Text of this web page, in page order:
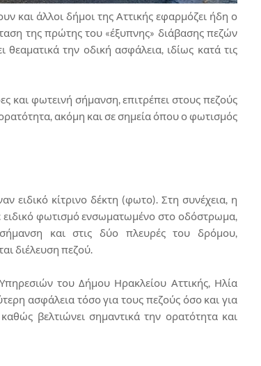
και άλλοι δήμοι της Αττικής εφαρμόζει ήδη ο
της πρώτης του «έξυπνης» διάβασης πεζών
την οδική ασφάλεια, ιδίως κατά τις
και φωτεινή σήμανση, επιτρέπει στους πεζούς
ακόμη και σε σημεία όπου ο φωτισμός
ειδικό κίτρινο δέκτη (φωτο). Στη συνέχεια, η
ειδικό φωτισμό ενσωματωμένο στο οδόστρωμα,
και στις δύο πλευρές του δρόμου,
διέλευση πεζού.
του Δήμου Ηρακλείου Αττικής, Ηλία
ασφάλεια τόσο για τους πεζούς όσο και για
βελτιώνει σημαντικά την ορατότητα και